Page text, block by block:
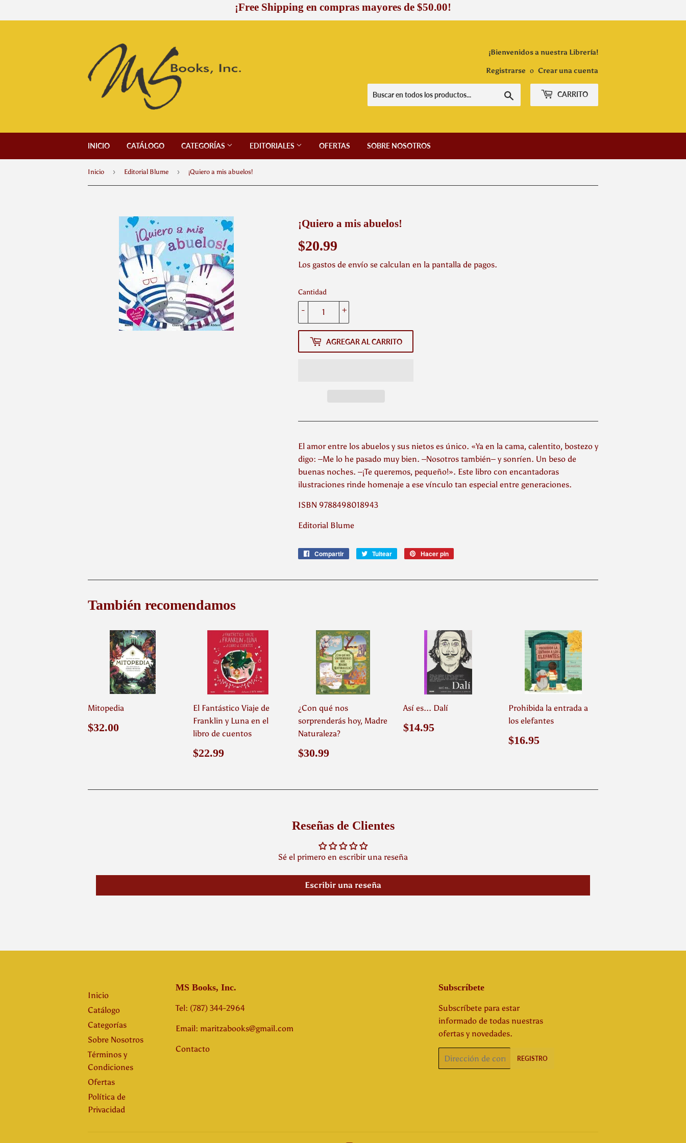
¡Free Shipping en compras mayores de $50.00!
¡Bienvenidos a nuestra Librería!
Registrarse o Crear una cuenta
CARRITO
INICIO CATÁLOGO CATEGORÍAS EDITORIALES OFERTAS SOBRE NOSOTROS
Inicio › Editorial Blume › ¡Quiero a mis abuelos!
¡Quiero a mis abuelos!
$20.99
Los gastos de envío se calculan en la pantalla de pagos.
Cantidad
+
-
AGREGAR AL CARRITO
El amor entre los abuelos y sus nietos es único. «Ya en la cama, calentito, bostezo y
digo: –Me lo he pasado muy bien. –Nosotros también– y sonríen. Un beso de
buenas noches. –¡Te queremos, pequeño!». Este libro con encantadoras
ilustraciones rinde homenaje a ese vínculo tan especial entre generaciones.
ISBN 9788498018943
Editorial Blume
Compartir
CompartirTuitear
Tuitear Hacer pin
También recomendamos
Mitopedia
Precio
$32.00
El Fantástico Viaje de
Franklin y Luna en el
libro de cuentos
Precio
$22.99
¿Con qué nos
sorprenderás hoy, Madre
Naturaleza?
Precio
$30.99
Así es... Dalí
Precio
$14.95
Prohibida la entrada a
los elefantes
Precio
$16.95
Reseñas de Clientes
Sé el primero en escribir una reseña
Escribir una reseña
Inicio
Catálogo
Categorías
Sobre Nosotros
Términos y
Condiciones
Ofertas
Política de
Privacidad
MS Books, Inc.
Tel: (787) 344-2964
Email: maritzabooks@gmail.com
Contacto
Subscríbete
Subscríbete para estar
informado de todas nuestras
ofertas y novedades.
electrónico
REGISTRO